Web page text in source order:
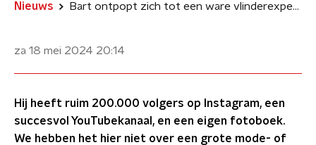
Nieuws Bart ontpopt zich tot een ware vlinderexpert: 'De Atlasvlinder kan niet eten en leeft een week'
za 18 mei 2024 20:14
Hij heeft ruim 200.000 volgers op Instagram, een
succesvol YouTubekanaal, en een eigen fotoboek.
We hebben het hier niet over een grote mode- of